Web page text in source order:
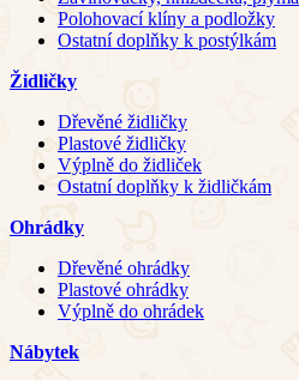
Polohovací klíny a podložky
Ostatní doplňky k postýlkám
Židličky
Dřevěné židličky
Plastové židličky
Výplně do židliček
Ostatní doplňky k židličkám
Ohrádky
Dřevěné ohrádky
Plastové ohrádky
Výplně do ohrádek
Nábytek